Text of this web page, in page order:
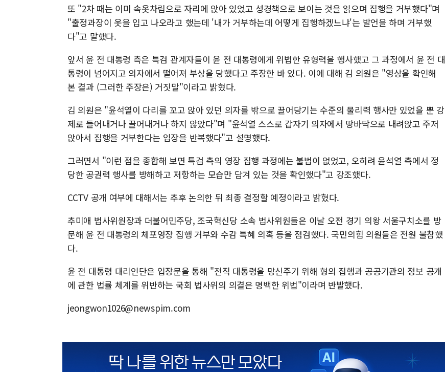
또 "2차 때는 이미 속옷차림으로 자리에 앉아 있었고 성경책으로 보이는 것을 읽으며 집행을 거부했다"며
"출정과장이 옷을 입고 나오라고 했는데 '내가 거부하는데 어떻게 집행하겠느냐'는 발언을 하며 거부했
다"고 말했다.
앞서 윤 전 대통령 측은 특검 관계자들이 윤 전 대통령에게 위법한 유형력을 행사했고 그 과정에서 윤 전 대
통령이 넘어지고 의자에서 떨어져 부상을 당했다고 주장한 바 있다. 이에 대해 김 의원은 "영상을 확인해
본 결과 (그러한 주장은) 거짓말"이라고 밝혔다.
김 의원은 "윤석열이 다리를 꼬고 앉아 있던 의자를 밖으로 끌어당기는 수준의 물리력 행사만 있었을 뿐 강
제로 들어내거나 끌어내거나 하지 않았다"며 "윤석열 스스로 갑자기 의자에서 땅바닥으로 내려앉고 주저
앉아서 집행을 거부한다는 입장을 반복했다"고 설명했다.
그러면서 "이런 점을 종합해 보면 특검 측의 영장 집행 과정에는 불법이 없었고, 오히려 윤석열 측에서 정
당한 공권력 행사를 방해하고 저항하는 모습만 담겨 있는 것을 확인했다"고 강조했다.
CCTV 공개 여부에 대해서는 추후 논의한 뒤 최종 결정할 예정이라고 밝혔다.
추미애 법사위원장과 더불어민주당, 조국혁신당 소속 법사위원들은 이날 오전 경기 의왕 서울구치소를 방
문해 윤 전 대통령의 체포영장 집행 거부와 수감 특혜 의혹 등을 점검했다. 국민의힘 의원들은 전원 불참했
다.
윤 전 대통령 대리인단은 입장문을 통해 "전직 대통령을 망신주기 위해 형의 집행과 공공기관의 정보 공개
에 관한 법률 체계를 위반하는 국회 법사위의 의결은 명백한 위법"이라며 반발했다.
jeongwon1026@newspim.com